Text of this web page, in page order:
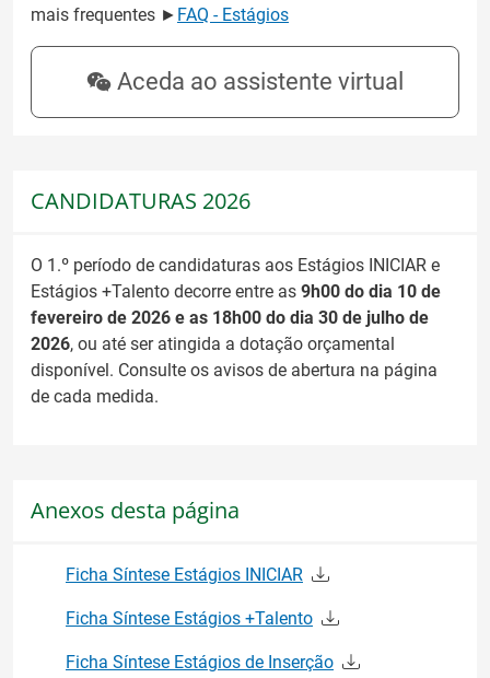
mais frequentes ► FAQ - Estágios
Aceda ao assistente virtual
CANDIDATURAS 2026
O 1.º período de candidaturas aos Estágios INICIAR e
Estágios +Talento decorre entre as 9h00 do dia 10 de
fevereiro de 2026 e as 18h00 do dia 30 de julho de
2026, ou até ser atingida a dotação orçamental
disponível. Consulte os avisos de abertura na página
de cada medida.
Anexos desta página
Ficha Síntese Estágios INICIAR
Ficha Síntese Estágios +Talento
Ficha Síntese Estágios de Inserção